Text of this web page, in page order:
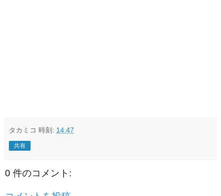
タカミコ 時刻: 14:47
共有
0 件のコメント: